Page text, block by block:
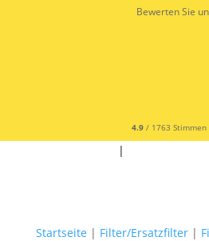
Bewerten Sie
4.9/ 1763 Stimmen
|
Startseite | Filter/Ersatzfilter|